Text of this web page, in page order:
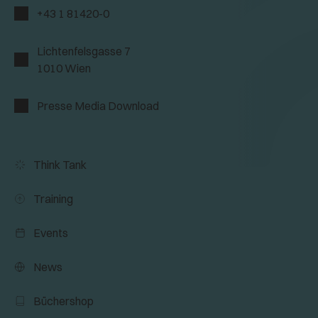
+43 1 81420-0
Lichtenfelsgasse 7
1010 Wien
Presse Media Download
Think Tank
Training
Events
News
Büchershop